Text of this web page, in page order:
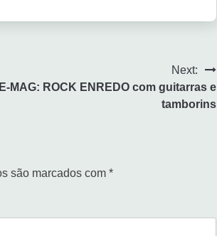
Next:
E-MAG: ROCK ENREDO com guitarras e
tamborins
são marcados com *